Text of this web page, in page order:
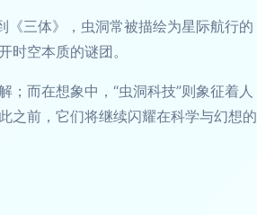
《三体》，虫洞常被描绘为星际航行的
空本质的谜团。
而在想象中，“虫洞科技”则象征着人
之前，它们将继续闪耀在科学与幻想的